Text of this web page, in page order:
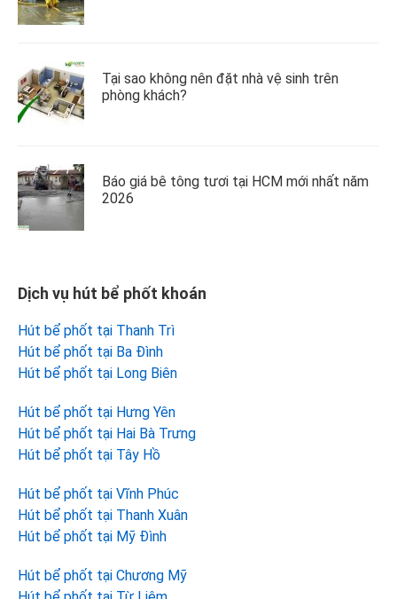
Tại sao không nên đặt nhà vệ sinh trên
phòng khách?
Báo giá bê tông tươi tại HCM mới nhất năm
2026
Dịch vụ hút bể phốt khoán
Hút bể phốt tại Thanh Trì
Hút bể phốt tại Ba Đình
Hút bể phốt tại Long Biên
Hút bể phốt tại Hưng Yên
Hút bể phốt tại Hai Bà Trưng
Hút bể phốt tại Tây Hồ
Hút bể phốt tại Vĩnh Phúc
Hút bể phốt tại Thanh Xuân
Hút bể phốt tại Mỹ Đình
Hút bể phốt tại Chương Mỹ